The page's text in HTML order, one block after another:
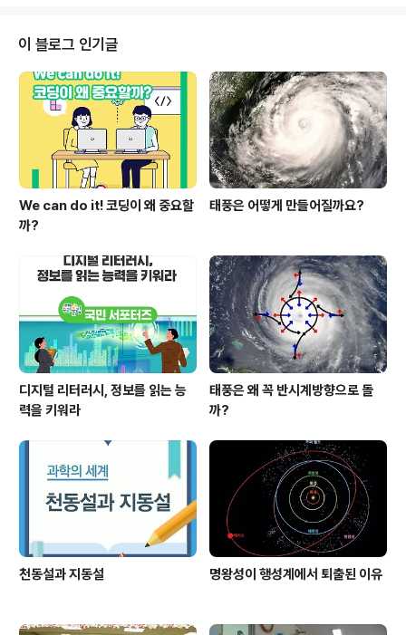
이 블로그 인기글
We can do it! 코딩이 왜 중요할
까?
태풍은 어떻게 만들어질까요?
디지털 리터러시, 정보를 읽는 능
력을 키워라
태풍은 왜 꼭 반시계방향으로 돌
까?
천동설과 지동설 명왕성이 행성계에서 퇴출된 이유